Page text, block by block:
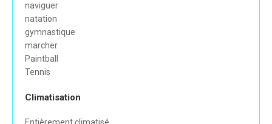
naviguer
natation
gymnastique
marcher
Paintball
Tennis
Climatisation